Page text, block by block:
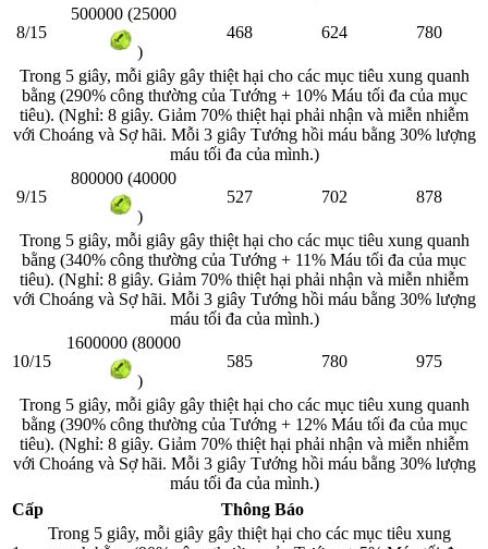
8/15
500000 (25000
)
468 624 780
Trong 5 giây, mỗi giây gây thiệt hại cho các mục tiêu xung quanh
bằng (290% công thường của Tướng + 10% Máu tối đa của mục
tiêu). (Nghỉ: 8 giây. Giảm 70% thiệt hại phải nhận và miễn nhiễm
với Choáng và Sợ hãi. Mỗi 3 giây Tướng hồi máu bằng 30% lượng
máu tối đa của mình.)
9/15
800000 (40000
)
527 702 878
Trong 5 giây, mỗi giây gây thiệt hại cho các mục tiêu xung quanh
bằng (340% công thường của Tướng + 11% Máu tối đa của mục
tiêu). (Nghỉ: 8 giây. Giảm 70% thiệt hại phải nhận và miễn nhiễm
với Choáng và Sợ hãi. Mỗi 3 giây Tướng hồi máu bằng 30% lượng
máu tối đa của mình.)
10/15
1600000 (80000
)
585 780 975
Trong 5 giây, mỗi giây gây thiệt hại cho các mục tiêu xung quanh
bằng (390% công thường của Tướng + 12% Máu tối đa của mục
tiêu). (Nghỉ: 8 giây. Giảm 70% thiệt hại phải nhận và miễn nhiễm
với Choáng và Sợ hãi. Mỗi 3 giây Tướng hồi máu bằng 30% lượng
máu tối đa của mình.)
Cấp
Thông Báo
Trong 5 giây, mỗi giây gây thiệt hại cho các mục tiêu xung